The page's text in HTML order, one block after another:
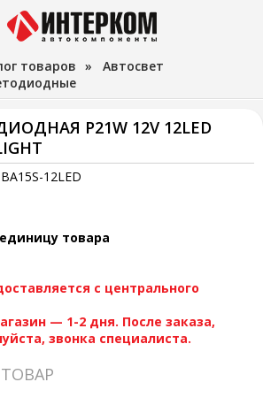
товаров » Автосвет
P21W 12V 12LED
12LED
товара
с центрального
— 1-2 дня. После заказа,
звонка специалиста.